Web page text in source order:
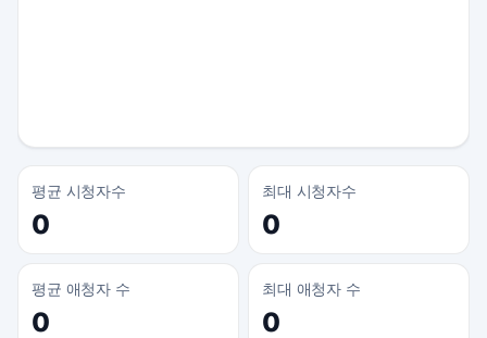
평균 시청자수
0
최대 시청자수
0
평균 애청자 수
0
최대 애청자 수
0